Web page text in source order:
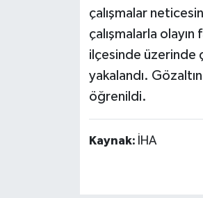
çalışmalar
çalışmalarla
ilçesinde üzerinde
yakalandı.
öğrenildi.
Kaynak: İHA